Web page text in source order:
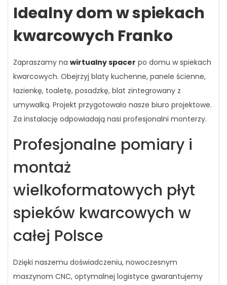
Idealny dom w spiekach
kwarcowych Franko
Zapraszamy na wirtualny spacer po domu w spiekach
kwarcowych. Obejrzyj blaty kuchenne, panele ścienne,
łazienkę, toaletę, posadzkę, blat zintegrowany z
umywalką. Projekt przygotowało nasze biuro projektowe.
Za instalację odpowiadają nasi profesjonalni monterzy.
Profesjonalne pomiary i
montaż
wielkoformatowych płyt
spieków kwarcowych w
całej Polsce
Dzięki naszemu doświadczeniu, nowoczesnym
maszynom CNC, optymalnej logistyce gwarantujemy